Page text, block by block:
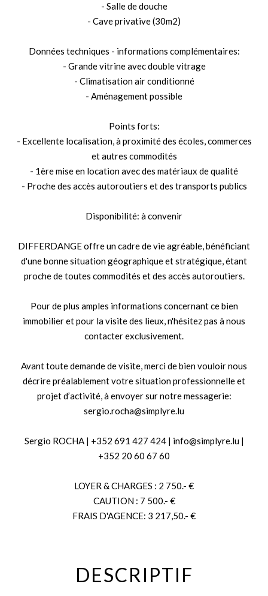
- Salle de douche
- Cave privative (30m2)
Données techniques - informations complémentaires:
- Grande vitrine avec double vitrage
- Climatisation air conditionné
- Aménagement possible
Points forts:
- Excellente localisation, à proximité des écoles, commerces
et autres commodités
- 1ère mise en location avec des matériaux de qualité
- Proche des accès autoroutiers et des transports publics
Disponibilité: à convenir
DIFFERDANGE offre un cadre de vie agréable, bénéficiant
d'une bonne situation géographique et stratégique, étant
proche de toutes commodités et des accès autoroutiers.
Pour de plus amples informations concernant ce bien
immobilier et pour la visite des lieux, n'hésitez pas à nous
contacter exclusivement.
Avant toute demande de visite, merci de bien vouloir nous
décrire préalablement votre situation professionnelle et
projet d’activité, à envoyer sur notre messagerie:
sergio.rocha@simplyre.lu
Sergio ROCHA | +352 691 427 424 | info@simplyre.lu |
+352 20 60 67 60
LOYER & CHARGES : 2 750.- €
CAUTION : 7 500.- €
FRAIS D'AGENCE: 3 217,50.- €
DESCRIPTIF